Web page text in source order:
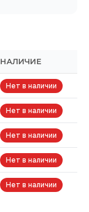
НАЛИЧИЕ
Нет в наличии
Нет в наличии
Нет в наличии
Нет в наличии
Нет в наличии